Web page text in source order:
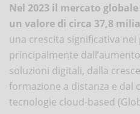
Nel 2023 il mercato
un valore di circa 37,8
una crescita significativa
principalmente
soluzioni digitali, dalla
formazione a distanza e dal
tecnologie cloud-based